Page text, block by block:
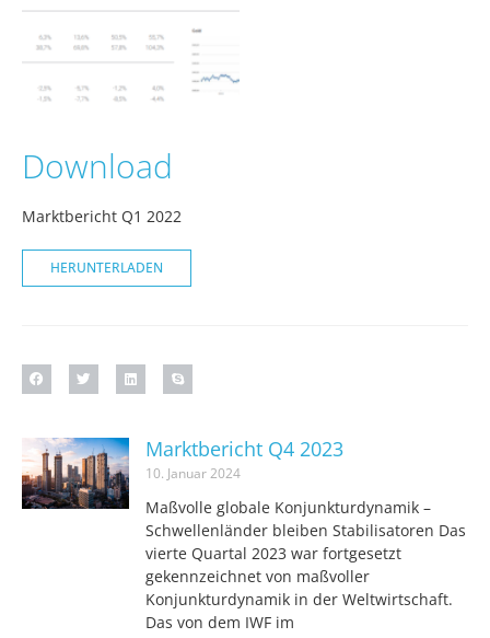
Download
Marktbericht Q1 2022
HERUNTERLADEN
Marktbericht Q4 2023
10. Januar 2024
Maßvolle globale Konjunkturdynamik –
Schwellenländer bleiben Stabilisatoren Das
vierte Quartal 2023 war fortgesetzt
gekennzeichnet von maßvoller
Konjunkturdynamik in der Weltwirtschaft.
Das von dem IWF im